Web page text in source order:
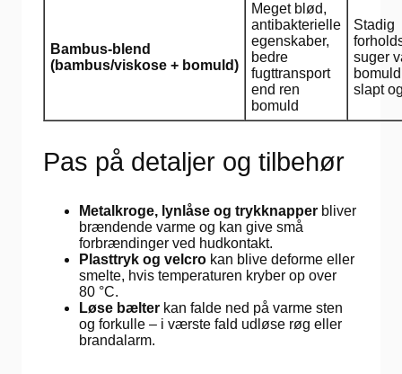
Bambus-blend
(bambus/viskose + bomuld)
Meget blød,
antibakterielle
egenskaber,
bedre
fugttransport
end ren
bomuld
Stadig
suger
slapt
Pas på detaljer og tilbehør
Metalkroge, lynlåse og trykknapper bliver
brændende varme og kan give små
forbrændinger ved hudkontakt.
Plasttryk og velcro kan blive deforme eller
smelte, hvis temperaturen kryber op over
80 °C.
Løse bælter kan falde ned på varme sten
og forkulle – i værste fald udløse røg eller
brandalarm.